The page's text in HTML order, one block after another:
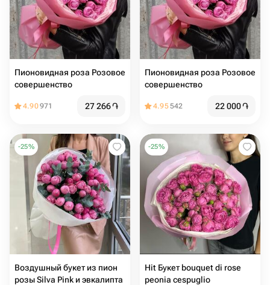
Пионовидная роза Розовое
совершенство
4.90971 27 266֏
Пионовидная роза Розовое
совершенство
4.95542 22 000֏
-25%
Воздушный букет из пион
розы Silva Pink и эвкалипта
-25%
Hit Букет bouquet di rose
peonia cespuglio